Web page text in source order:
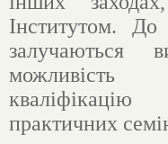
Інститутом.
залучаються
практичних